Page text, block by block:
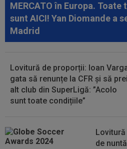
10:51 EXCLUSIV
Ioan Varga a
CFR Cluj + CINCI jucători cu salarii
10:39
Kim Kardashian speră la
10:36 OFICIAL
Transfer de la
Craiova: a semnat până în 2031!
MERCATO în Europa.
sunt AICI! Yan Diomande a
Madrid
Lovitură de proporții: Ioan
gata să renunțe la CFR și să
alt club din SuperLigă: ”Acolo
sunt toate condițiile”
de